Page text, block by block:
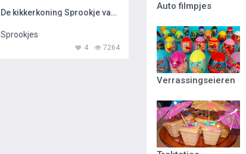
De kikkerkoning Sprookje van de Efteling
Sprookjes
7264
4
Auto filmpjes
Verrassingseieren